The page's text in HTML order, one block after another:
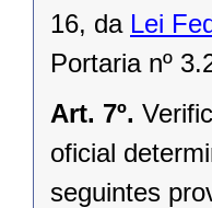
16, da Lei
Portaria nº
Art. 7º.
oficial
seguintes